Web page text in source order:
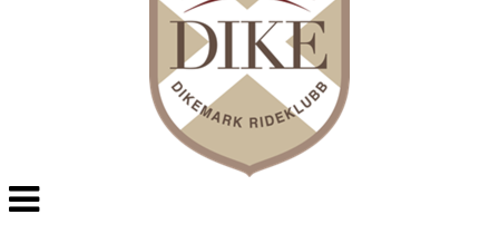
Veksle
navigasjon